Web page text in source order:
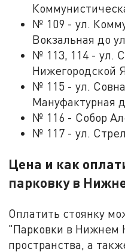
№ 109 - ул.
Вокзальная до
№ 113, 114 - ул.
Нижегородской
№ 115 - ул.
Мануфактурная
№ 116 - Собор
№ 117 - ул.
Цена и как
парковку в
Оплатить стоянку
"Парковки в Нижнем
пространства, а